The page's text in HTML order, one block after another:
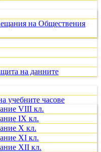
на Обществения
на данните
учебните часове
VIII кл.
IX кл.
X кл.
XI кл.
XII кл.